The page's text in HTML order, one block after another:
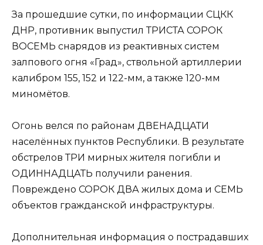
За прошедшие сутки, по информации СЦКК
ДНР, противник выпустил ТРИСТА СОРОК
ВОСЕМЬ снарядов из реактивных систем
залпового огня «Град», ствольной артиллерии
калибром 155, 152 и 122-мм, а также 120-мм
миномётов.
Огонь велся по районам ДВЕНАДЦАТИ
населённых пунктов Республики. В результате
обстрелов ТРИ мирных жителя погибли и
ОДИННАДЦАТЬ получили ранения.
Повреждено СОРОК ДВА жилых дома и СЕМЬ
объектов гражданской инфраструктуры.
Дополнительная информация о пострадавших